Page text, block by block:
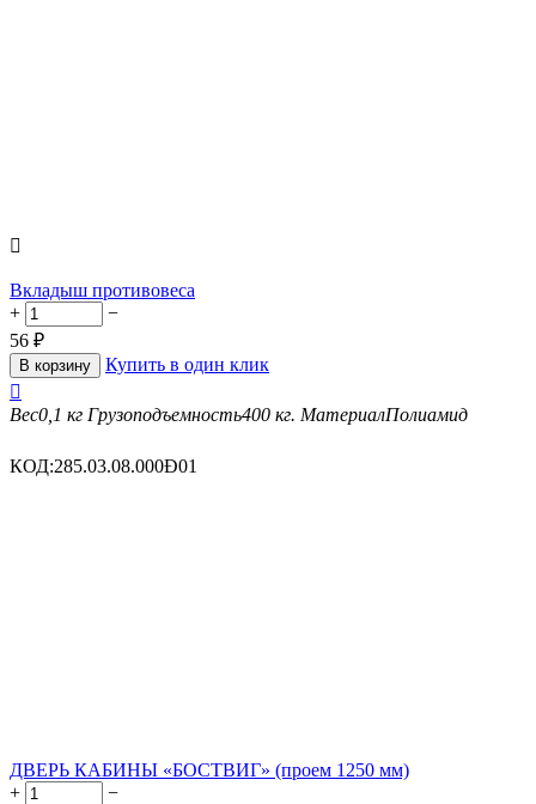

Вкладыш противовеса
+
−
56 ₽
В корзину
Купить в один клик

Вес0,1 кг Грузоподъемность400 кг. МатериалПолиамид
КОД:285.03.08.000Ð01
ДВЕРЬ КАБИНЫ «БОСТВИГ» (проем 1250 мм)
+
−